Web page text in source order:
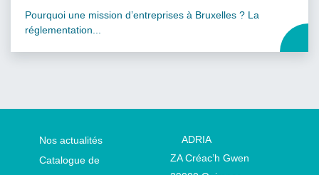
Pourquoi une mission d’entreprises à Bruxelles ? La
réglementation...
Nos actualités
Catalogue de
ADRIA
ZA Créac’h Gwen